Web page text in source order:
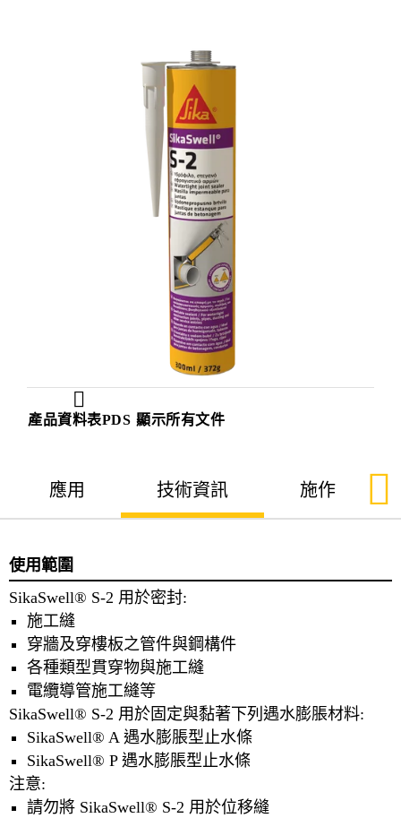
產品資料表PDS 顯示所有文件
應用 技術資訊 施作
使用範圍
SikaSwell® S-2 用於密封:
施工縫
穿牆及穿樓板之管件與鋼構件
各種類型貫穿物與施工縫
電纜導管施工縫等
SikaSwell® S-2 用於固定與黏著下列遇水膨脹材料:
SikaSwell® A 遇水膨脹型止水條
SikaSwell® P 遇水膨脹型止水條
注意:
請勿將 SikaSwell® S-2 用於位移縫